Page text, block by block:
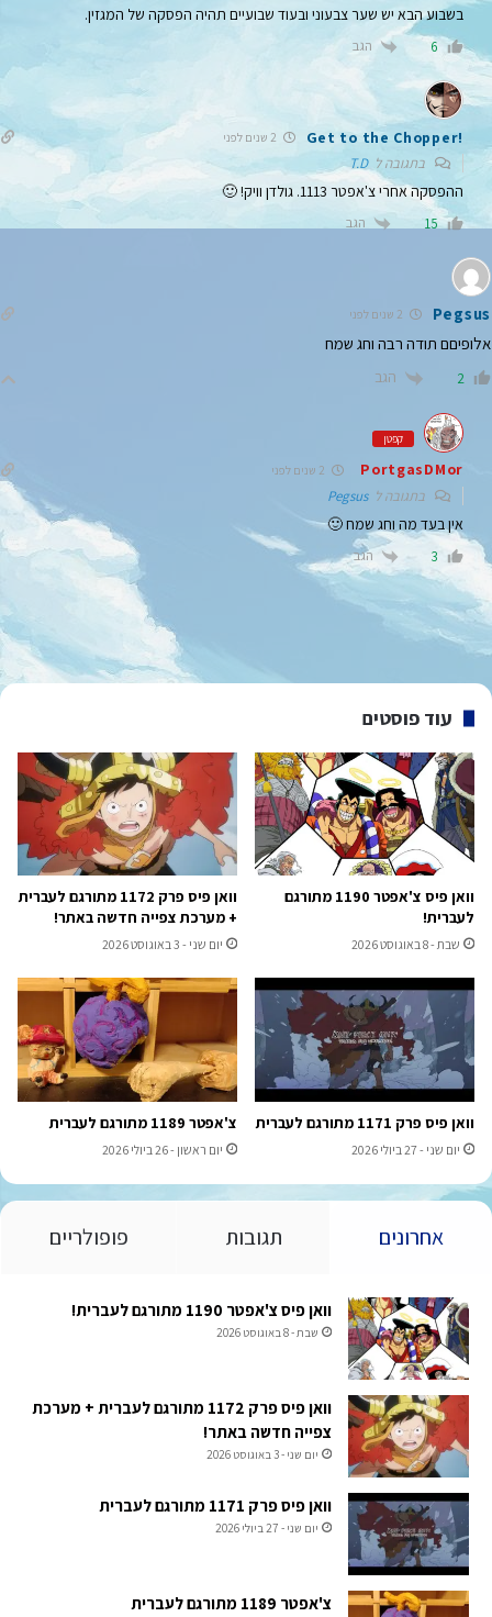
בשבוע הבא יש שער צבעוני ובעוד שבועיים תהיה הפסקה של המגזין.
6 הגב
!Get to the Chopper
בתגובה לT.D
ההפסקה אחרי צ'אפטר 1113. גולדן וויק! 🙂
15 הגב
Pegsus
אלופיםם תודה רבה וחג שמח
2 הגב
קפטן
PortgasDMor
בתגובה לPegsus
אין בעד מה וחג שמח 🙂
3 הגב
עוד פוסטים
וואן פיס צ'אפטר 1190 מתורגם
לעברית!
שבת - 8 באוגוסט 2026
וואן פיס פרק 1172 מתורגם לעברית
+ מערכת צפייה חדשה באתר!
יום שני - 3 באוגוסט 2026
וואן פיס פרק 1171 מתורגם לעברית
יום שני - 27 ביולי 2026
צ'אפטר 1189 מתורגם לעברית
יום ראשון - 26 ביולי 2026
אחרונים תגובות פופולריים
וואן פיס צ'אפטר 1190 מתורגם לעברית!
שבת - 8 באוגוסט 2026
וואן פיס פרק 1172 מתורגם לעברית + מערכת
צפייה חדשה באתר!
יום שני - 3 באוגוסט 2026
וואן פיס פרק 1171 מתורגם לעברית
יום שני - 27 ביולי 2026
צ'אפטר 1189 מתורגם לעברית